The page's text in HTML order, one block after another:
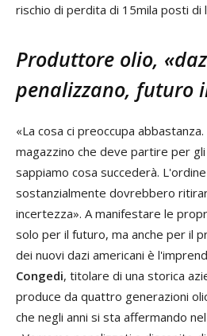
rischio di perdita di 15mila posti di
Produttore olio,
penalizzano, futuro
«La cosa ci preoccupa
magazzino che deve partire per gli
sappiamo cosa succederà.
sostanzialmente dovrebbero
incertezza». A manifestare le
solo per il futuro, ma anche per il
dei nuovi dazi americani è
Congedi, titolare di una storica
produce da quattro generazioni
che negli anni si sta affermando